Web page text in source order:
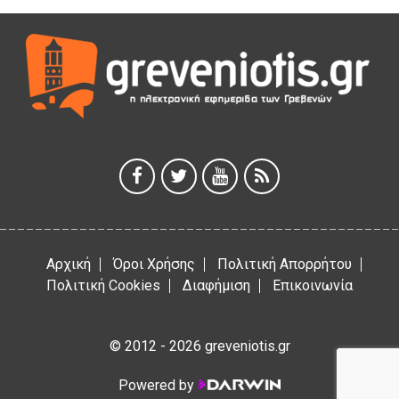
Θερινό Σινεμά στο πλαίσιο του «Πολιτιστικού
Καλοκαιριού 2026» με την βραβευμένη ταινία «Μικρές
Ανάσες».
5 Αυγούστου 2026
5 Αυγούστου 2026
Αρχική Όροι Χρήσης
Πολιτική Απορρήτου
Πολιτική Cookies
Διαφήμιση Επικοινωνία
© 2012 - 2026 greveniotis.gr
Powered by